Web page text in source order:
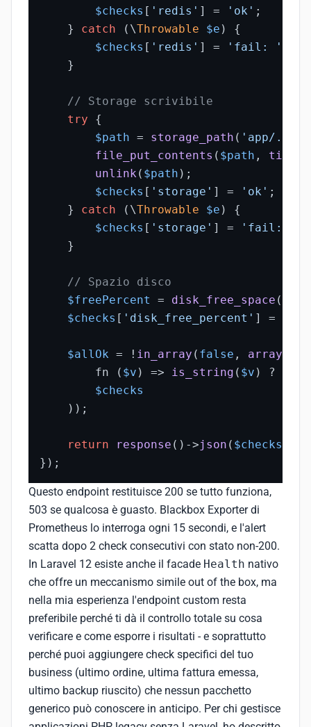
$checks [ 'redis' ] = 'ok' ;
    }
catch (\Throwable $e ) {
$checks [ 'redis' ] = 'fail: '
    }
// Storage scrivibile
try {
$path = storage_path ( 'app/
file_put_contents ( $path , time
unlink( $path );
$checks [ 'storage' ] = 'ok' ;
    }
catch (\Throwable $e ) {
$checks [ 'storage' ] = 'fail: '
    }
// Spazio disco
$freePercent
= disk_free_space (
$checks [ 'disk_free_percent' ] =
$allOk = ! in_array ( false , array_map
        fn (
$v ) => is_string ( $v ) ? !
$checks
    ));
return response ()->json ( $checks
});
Questo endpoint restituisce 200 se tutto funziona,
503 se qualcosa è guasto. Blackbox Exporter di
Prometheus lo interroga ogni 15 secondi, e l'alert
scatta dopo 2 check consecutivi con stato non-200.
In Laravel 12 esiste anche il facade Health nativo
che offre un meccanismo simile out of the box, ma
nella mia esperienza l'endpoint custom resta
preferibile perché ti dà il controllo totale su cosa
verificare e come esporre i risultati - e soprattutto
perché puoi aggiungere check specifici del tuo
business (ultimo ordine, ultima fattura emessa,
ultimo backup riuscito) che nessun pacchetto
generico può conoscere in anticipo. Per chi gestisce